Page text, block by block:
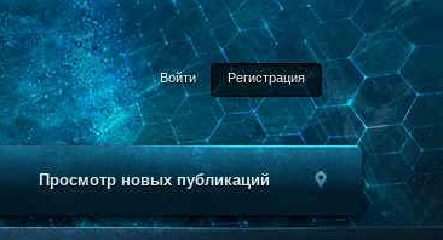
Войти Регистрация
Просмотр новых публикаций